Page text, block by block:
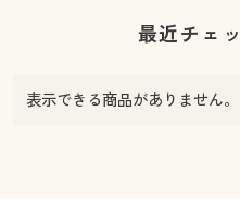
最近チェ
表示できる商品がありません。